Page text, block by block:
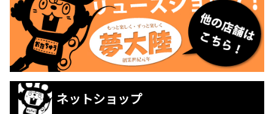
ネットショップ